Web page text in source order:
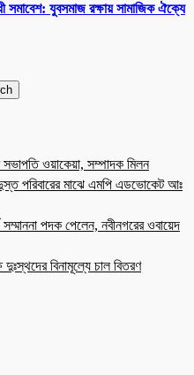
সমাবেশ: যুবসমাজ রক্ষায় সামাজিক ঐক্যে
সভাপতি ওয়াকেয়া, সম্পাদক মিলন
পরিবারের মাঝে এমপি এডভোকেট আঃ
পদক পেলেন, নবীনগরের ওবায়েদ
বিনামূল্যে চাল বিতরণ